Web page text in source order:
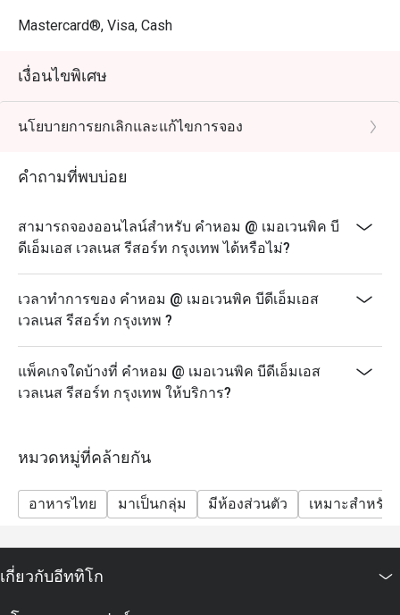
Mastercard®, Visa, Cash
เงื่อนไขพิเศษ
นโยบายการยกเลิกและแก้ไขการจอง
คำถามที่พบบ่อย
สามารถจองออนไลน์สำหรับ คำหอม @ เมอเวนพิค บี
ดีเอ็มเอส เวลเนส รีสอร์ท กรุงเทพ ได้หรือไม่?
เวลาทำการของ คำหอม @ เมอเวนพิค บีดีเอ็มเอส
เวลเนส รีสอร์ท กรุงเทพ ?
แพ็คเกจใดบ้างที่ คำหอม @ เมอเวนพิค บีดีเอ็มเอส
เวลเนส รีสอร์ท กรุงเทพ ให้บริการ?
หมวดหมู่ที่คล้ายกัน
อาหารไทย มาเป็นกลุ่ม มีห้องส่วนตัว เหมาะสำหรับ
เกี่ยวกับอีททิโก